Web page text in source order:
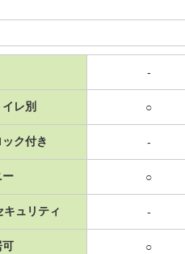
-
レ別 ○
ク付き -
ー ○
キュリティ -
可 ○